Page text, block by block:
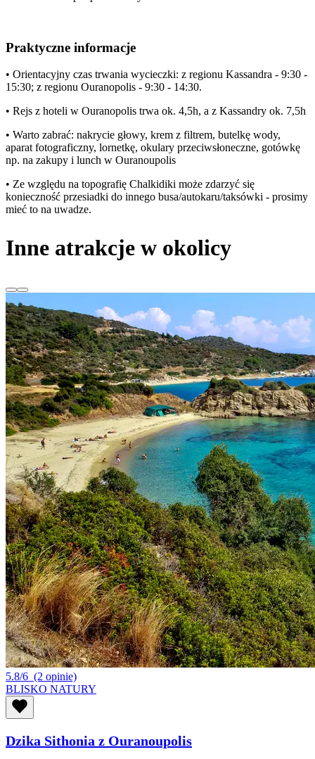
Praktyczne informacje
• Orientacyjny czas trwania wycieczki: z regionu Kassandra - 9:30 -
15:30; z regionu Ouranopolis - 9:30 - 14:30.
• Rejs z hoteli w Ouranopolis trwa ok. 4,5h, a z Kassandry ok. 7,5h
• Warto zabrać: nakrycie głowy, krem z filtrem, butelkę wody,
aparat fotograficzny, lornetkę, okulary przeciwsłoneczne, gotówkę
np. na zakupy i lunch w Ouranoupolis
• Ze względu na topografię Chalkidiki może zdarzyć się
konieczność przesiadki do innego busa/autokaru/taksówki - prosimy
mieć to na uwadze.
Inne atrakcje w okolicy
5.8/6 (2 opinie)
BLISKO NATURY
Dzika Sithonia z Ouranoupolis